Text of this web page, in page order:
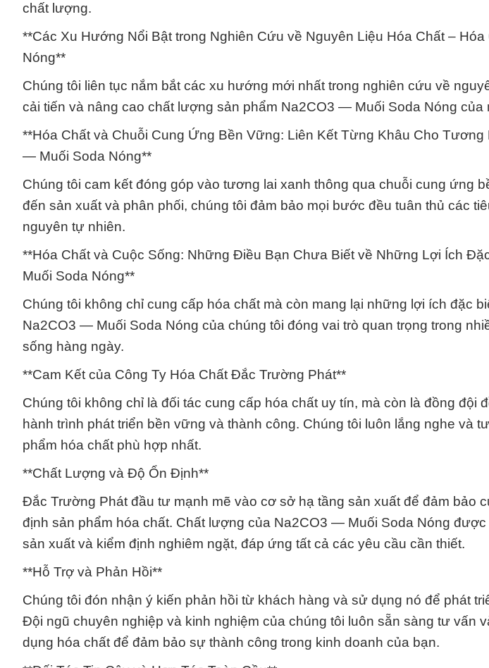
chất lượng.
**Các Xu Hướng Nổi Bật trong Nghiên Cứu về Nguyên Liệu Hóa Chất –
Nóng**
Chúng tôi liên tục nắm bắt các xu hướng mới nhất trong nghiên cứu về
cải tiến và nâng cao chất lượng sản phẩm Na2CO3 — Muối Soda Nóng của
**Hóa Chất và Chuỗi Cung Ứng Bền Vững: Liên Kết Từng Khâu Cho Tương
— Muối Soda Nóng**
Chúng tôi cam kết đóng góp vào tương lai xanh thông qua chuỗi cung ứng
đến sản xuất và phân phối, chúng tôi đảm bảo mọi bước đều tuân thủ các
nguyên tự nhiên.
**Hóa Chất và Cuộc Sống: Những Điều Bạn Chưa Biết về Những Lợi Ích
Muối Soda Nóng**
Chúng tôi không chỉ cung cấp hóa chất mà còn mang lại những lợi ích đặc
Na2CO3 — Muối Soda Nóng của chúng tôi đóng vai trò quan trọng trong
sống hàng ngày.
**Cam Kết của Công Ty Hóa Chất Đắc Trường Phát**
Chúng tôi không chỉ là đối tác cung cấp hóa chất uy tín, mà còn là đồng đội
hành trình phát triển bền vững và thành công. Chúng tôi luôn lắng nghe và
phẩm hóa chất phù hợp nhất.
**Chất Lượng và Độ Ổn Định**
Đắc Trường Phát đầu tư mạnh mẽ vào cơ sở hạ tầng sản xuất để đảm bảo
định sản phẩm hóa chất. Chất lượng của Na2CO3 — Muối Soda Nóng
sản xuất và kiểm định nghiêm ngặt, đáp ứng tất cả các yêu cầu cần thiết.
**Hỗ Trợ và Phản Hồi**
Chúng tôi đón nhận ý kiến phản hồi từ khách hàng và sử dụng nó để phát
Đội ngũ chuyên nghiệp và kinh nghiệm của chúng tôi luôn sẵn sàng tư vấn
dụng hóa chất để đảm bảo sự thành công trong kinh doanh của bạn.